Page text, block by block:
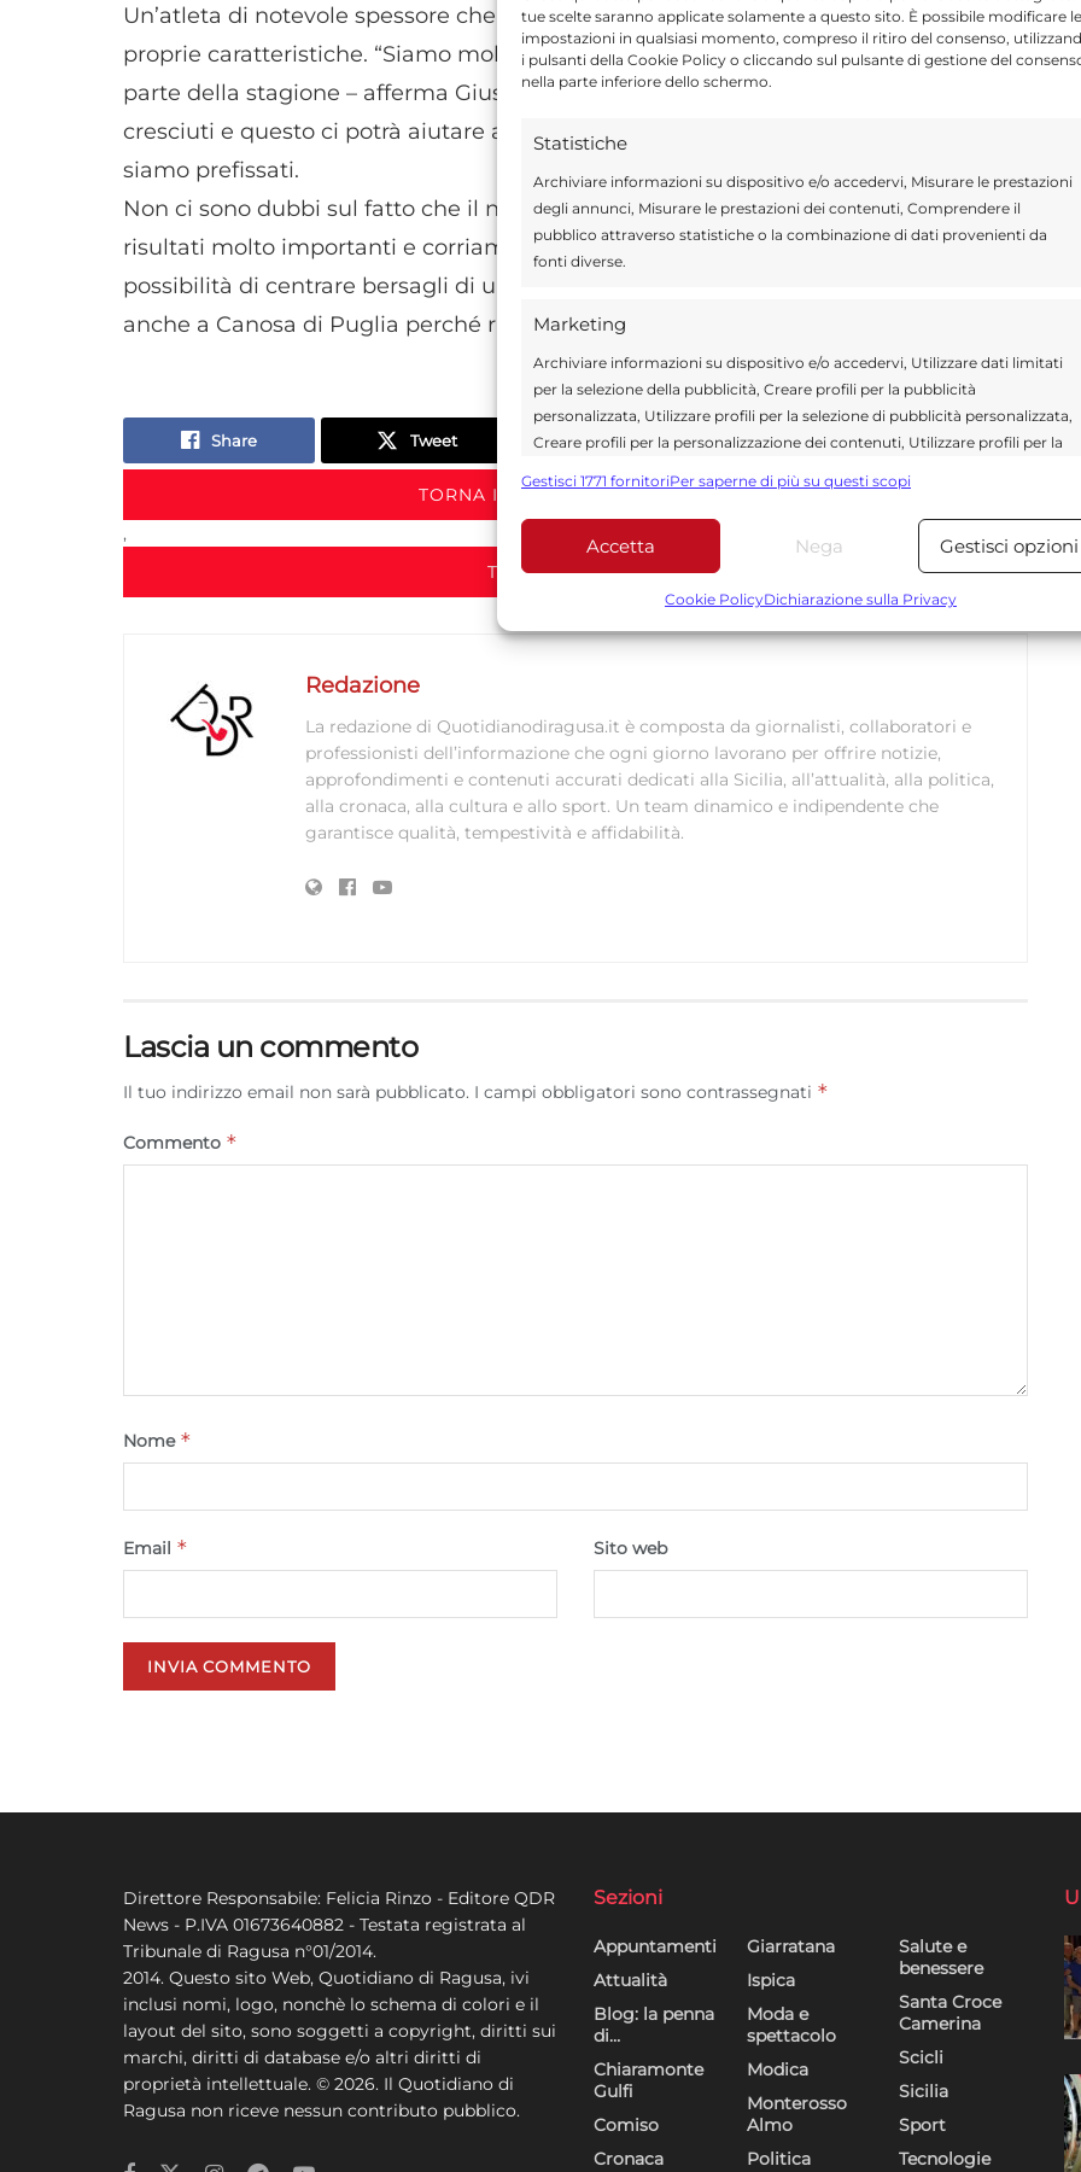
tue scelte saranno applicate solamente a questo sito. È possibile modificare le
impostazioni in qualsiasi momento, compreso il ritiro del consenso,
i pulsanti della Cookie Policy o cliccando sul pulsante di gestione del
nella parte inferiore dello schermo.
Statistiche
Archiviare informazioni su dispositivo e/o accedervi, Misurare le prestazioni
degli annunci, Misurare le prestazioni dei contenuti, Comprendere il
pubblico attraverso statistiche o la combinazione di dati provenienti da
fonti diverse.
Marketing
Archiviare informazioni su dispositivo e/o accedervi, Utilizzare dati limitati
per la selezione della pubblicità, Creare profili per la pubblicità
personalizzata, Utilizzare profili per la selezione di pubblicità personalizzata,
Creare profili per la personalizzazione dei contenuti, Utilizzare profili per la
Utilizzare dati limitati per la selezione dei contenuti.
Funzionalità Sempre
Abbinare e combinare dati provenienti da altre fonti di dati,
dispositivi in base a informazioni richieste attivamente.
Garantire la sicurezza, prevenire e rilevare frodi,
correggere errori, Erogare e presentare
Gestisci 1771 fornitoriPer saperne di più su questi scopi
Accetta Nega Gestisci opzioni
Cookie PolicyDichiarazione sulla Privacy
Un’atleta di notevole spessore che sta cercando di dimostrare, sino in fondo, le
proprie caratteristiche. “Siamo molto soddisfatti per come è iniziata questa prima
parte della stagione – afferma Giuseppe D’Aquila del Gsd Almo – siamo molto
cresciuti e questo ci potrà aiutare ancora di più a raggiungere gli obiettivi che ci
siamo prefissati.
Non ci sono dubbi sul fatto che il nostro gruppo stia cercando di portare a casa dei
risultati molto importanti e corriamo per questo, perché sappiamo di avere la
possibilità di centrare bersagli di un certo tipo. In questo senso, daremo il massimo
anche a Canosa di Puglia perché riteniamo di averne le prerogative”.
Share Tweet Send Share
TORNA IN MONTEROSSO ALMO
,
TORNA IN SPORT
Redazione
La redazione di Quotidianodiragusa.it è composta da giornalisti, collaboratori e
professionisti dell’informazione che ogni giorno lavorano per offrire notizie,
approfondimenti e contenuti accurati dedicati alla Sicilia, all’attualità, alla politica,
alla cronaca, alla cultura e allo sport. Un team dinamico e indipendente che
garantisce qualità, tempestività e affidabilità.
Lascia un commento
Il tuo indirizzo email non sarà pubblicato. I campi obbligatori sono contrassegnati *
Commento *
Nome *
Email * Sito web
Direttore Responsabile: Felicia Rinzo - Editore QDR
News - P.IVA 01673640882 - Testata registrata al
Tribunale di Ragusa n°01/2014.
2014. Questo sito Web, Quotidiano di Ragusa, ivi
inclusi nomi, logo, nonchè lo schema di colori e il
layout del sito, sono soggetti a copyright, diritti sui
marchi, diritti di database e/o altri diritti di
proprietà intellettuale. © 2026. Il Quotidiano di
Ragusa non riceve nessun contributo pubblico.
Sezioni
Appuntamenti
Attualità
Blog: la penna
di…
Chiaramonte
Gulfi
Comiso
Cronaca
Giarratana
Ispica
Moda e
spettacolo
Modica
Monterosso
Almo
Politica
Salute e
benessere
Santa Croce
Camerina
Scicli
Sicilia
Sport
Tecnologie